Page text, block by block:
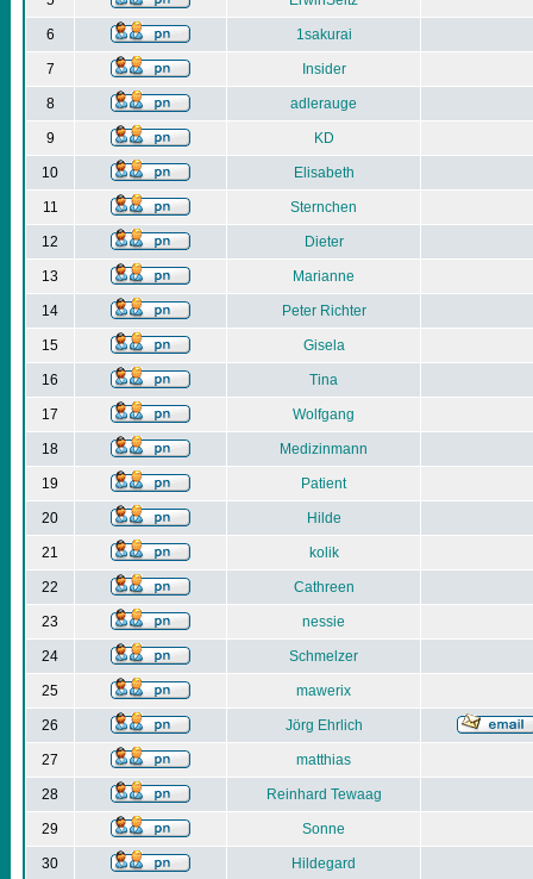
6 1sakurai
7 Insider
8 adlerauge
9 KD
10 Elisabeth
11 Sternchen
12 Dieter
13 Marianne
14 Peter Richter
15 Gisela
16 Tina
17 Wolfgang
18 Medizinmann
19 Patient
20 Hilde
21 kolik
22 Cathreen
23 nessie
24 Schmelzer
25 mawerix
26 Jörg Ehrlich
27 matthias
28 Reinhard Tewaag
29 Sonne
30 Hildegard